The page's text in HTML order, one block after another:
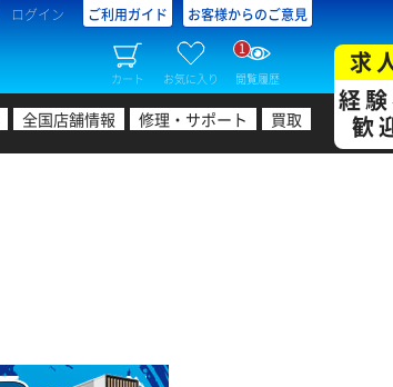
ログイン ご利用ガイド お客様からのご意見
カート お気に入り 閲覧履歴
1
全国店舗情報 修理・サポート 買取
求
経
歓